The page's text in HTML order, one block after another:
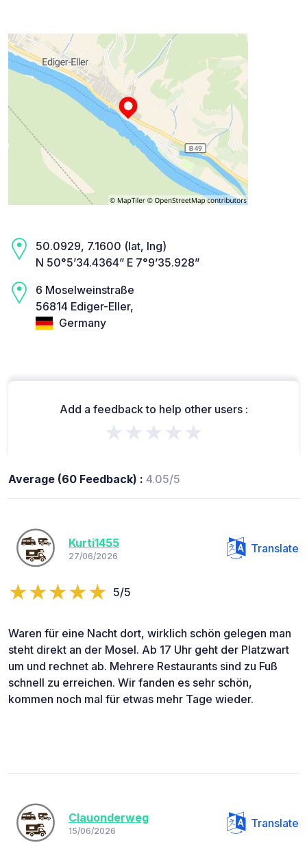
50.0929, 7.1600 (lat, lng)
N 50°5’34.4364” E 7°9’35.928”
6 Moselweinstraße
56814 Ediger-Eller,
Germany
Add a feedback to help other users :
★★★★★
Average (60 Feedback) : 4.05/5
Kurti1455
27/06/2026
Translate
5/5
Waren für eine Nacht dort, wirklich schön gelegen man
steht direkt an der Mosel. Ab 17 Uhr geht der Platzwart
um und rechnet ab. Mehrere Restaurants sind zu Fuß
schnell zu erreichen. Wir fanden es sehr schön,
kommen noch mal für etwas mehr Tage wieder.
Clauonderweg
15/06/2026
Translate